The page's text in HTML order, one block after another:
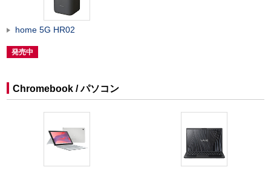
home 5G HR02
発売中
Chromebook / パソコン